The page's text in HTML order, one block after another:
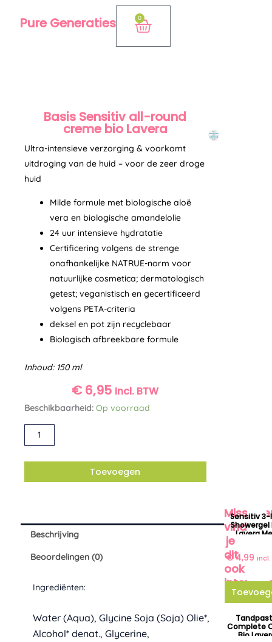
Pure Generaties 0
Winkelwagen
Basis Sensitiv all-round
creme bio Lavera
Ultra-intensieve verzorging & voorkomt
uitdroging van de huid – voor de zeer droge
huid
Milde formule met biologische aloë
vera en biologische amandelolie
24 uur intensieve hydratatie
Certificering volgens de strenge
onafhankelijke NATRUE-norm voor
natuurlijke cosmetica; dermatologisch
getest; veganistisch en gecertificeerd
volgens PETA-criteria
deksel en pot zijn recyclebaar
Biologisch afbreekbare formule
Inhoud: 150 ml
€6,95 Incl. BTW
Beschikbaarheid: Op voorraad
Basis
Sensitiv
bio
Toevoegen
Beschrijving
Beoordelingen (0)
Ingrediënten:
Water (Aqua), Glycine Soja (Soja) Olie*,
Alcohol* denat., Glycerine,
vindt
je
dit
ook
Sensitiv 3-
Showergel
Lavera
€4,99 incl.
Complete
Bio